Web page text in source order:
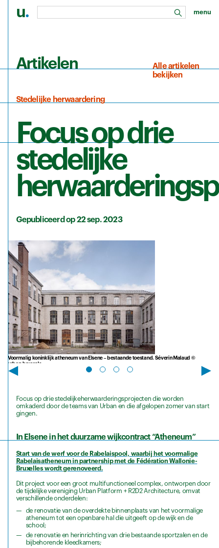
u. zoeken
menu
Artikelen
Alle artikelen
bekijken
Stedelijke herwaardering
Focus op drie
stedelijke
Gepubliceerd op 22 sep. 2023
Voormalig koninklijk atheneum van Elsene – bestaande toestand. Séverin Malaud ©
urban.brussels
Focus op drie stedelijkeherwaarderingsprojecten die worden
omkaderd door de teams van Urban en die afgelopen zomer van start
gingen.
In Elsene in het duurzame wijkcontract “Atheneum”
Start van de werf voor de Rabelaispool, waarbij het voormalige
Rabelaisatheneum in partnership met de Fédération Wallonie-
Bruxelles wordt gerenoveerd.
Dit project voor een groot multifunctioneel complex, ontworpen door
de tijdelijke vereniging Urban Platform + R2D2 Architecture, omvat
verschillende onderdelen:
de renovatie van de overdekte binnenplaats van het voormalige
atheneum tot een openbare hal die uitgeeft op de wijk en de
school;
de renovatie en herinrichting van drie bestaande sportzalen en de
bijbehorende kleedkamers;